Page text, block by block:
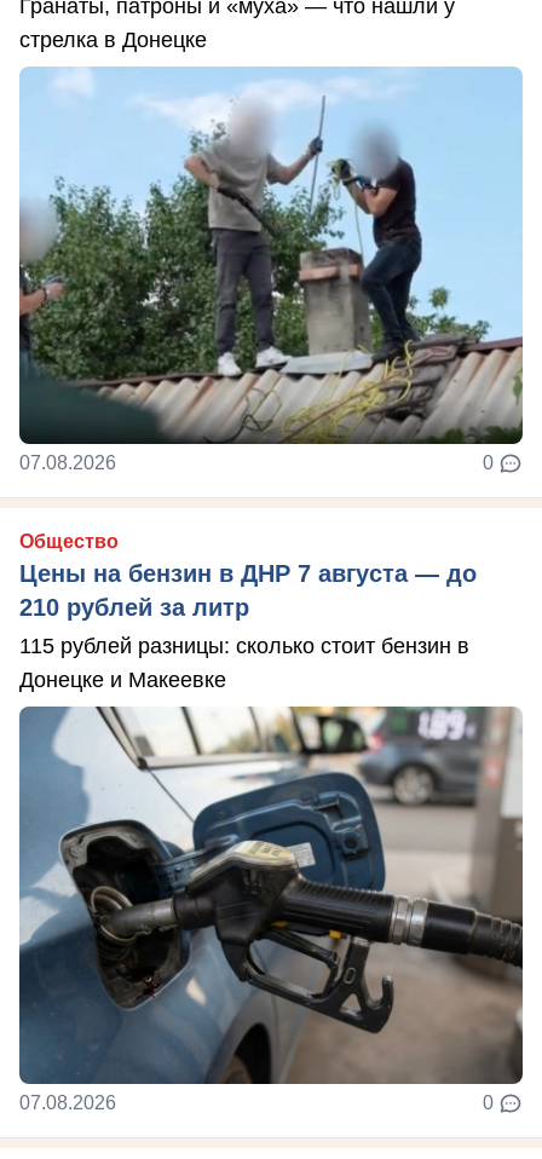
Гранаты, патроны и «муха» — что нашли у
стрелка в Донецке
07.08.2026 0
Общество
Цены на бензин в ДНР 7 августа — до
210 рублей за литр
115 рублей разницы: сколько стоит бензин в
Донецке и Макеевке
07.08.2026 0